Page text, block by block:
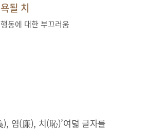
욕될 치
동에 대한 부끄러움
염(廉), 치(恥)’여덟 글자를